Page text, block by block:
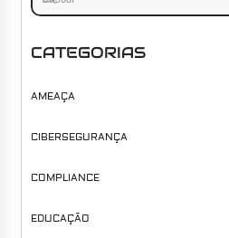
CATEGORIAS
AMEAÇA
CIBERSEGURANÇA
COMPLIANCE
EDUCAÇÃO